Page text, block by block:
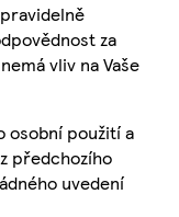
za
vliv na Vaše
osobní použití a
předchozího
uvedení